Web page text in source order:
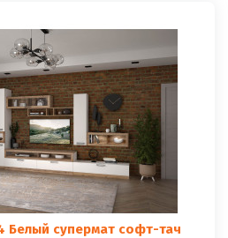
Белый супермат софт-тач